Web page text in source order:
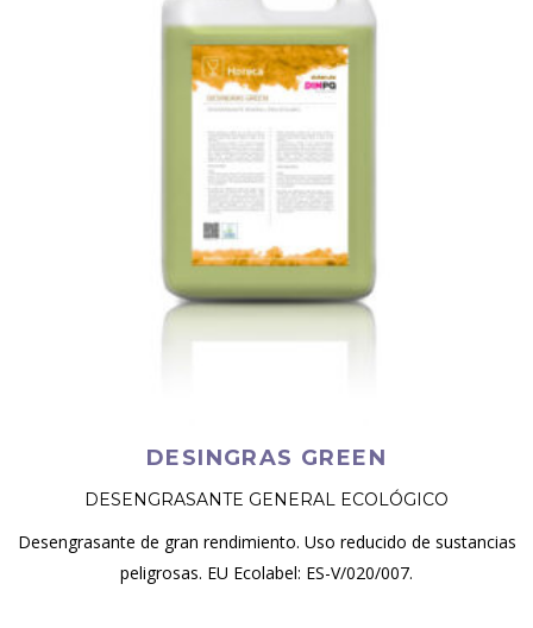
DESINGRAS GREEN
DESENGRASANTE GENERAL ECOLÓGICO
Desengrasante de gran rendimiento. Uso reducido de sustancias
peligrosas. EU Ecolabel: ES-V/020/007.